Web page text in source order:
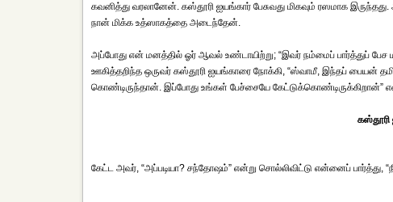
கவனித்து வரலானேன். கஸ்தூரி ஐயங்கார் பேசுவது மிகவும் ரஸமாக
நான் மிக்க உத்ஸாகத்தை அடைந்தேன்.
அப்போது என் மனத்தில் ஓர் ஆவல் உண்டாயிற்று; “இவர் நம்மைப் பார்த்துப்
ஊகித்தறிந்த ஒருவர் கஸ்தூரி ஐயங்காரை நோக்கி, “ஸ்வாமீ, இந்தப் பையன்
கொண்டிருந்தான். இப்போது உங்கள் பேச்சையே கேட்டுக்கொண்டிருக்கிறான்”
கஸ்தூரி
கேட்ட அவர், “அப்படியா? சந்தோஷம்” என்று சொல்லிவிட்டு என்னைப் பார்த்து, “நீ